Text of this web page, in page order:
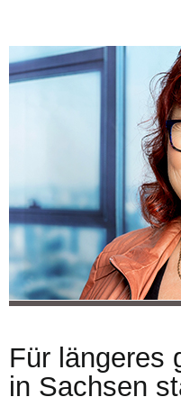
Für längeres
in Sachsen